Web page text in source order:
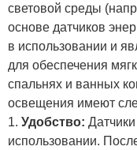
световой среды
основе датчиков
в использовании и
для обеспечения
спальнях и ванных
освещения имеют
1. Удобство:
использовании.